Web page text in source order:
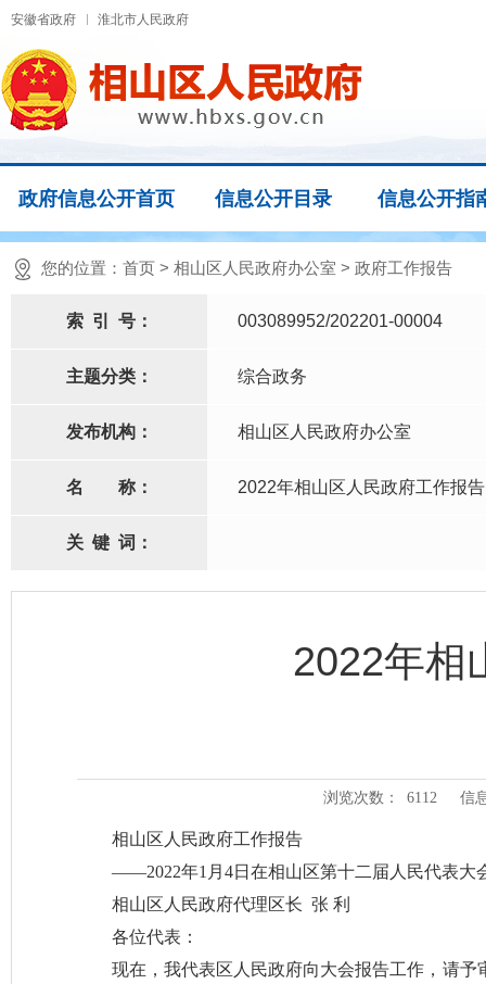
安徽省政府 淮北市人民政府
政府信息公开首页 信息公开目录 信息公开指
您的位置： 首页 > 相山区人民政府办公室 > 政府工作报告
索 引 号： 003089952/202201-00004
主题分类： 综合政务
发布机构： 相山区人民政府办公室
名 称： 2022年相山区人民政府工作报告
关 键 词：
2022年相
浏览次数： 6112 信
相山区人民政府工作报告
——2022年1月4日在相山区第十二届人民代表大
相山区人民政府代理区长 张 利
各位代表：
现在，我代表区人民政府向大会报告工作，请